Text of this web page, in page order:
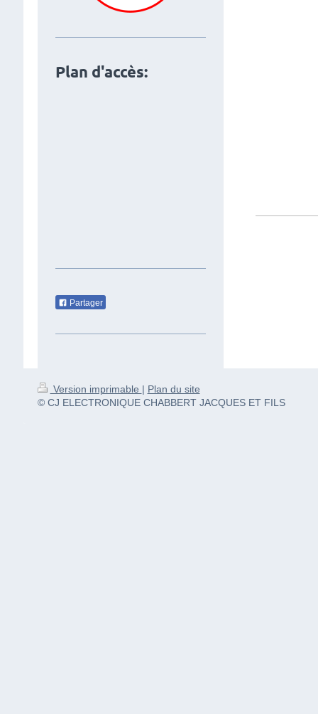
Plan d'accès:
Partager
Version imprimable | Plan du site
© CJ ELECTRONIQUE CHABBERT JACQUES ET FILS